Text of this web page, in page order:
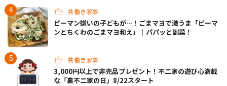
共働き家事
ピーマン嫌いの子どもが…！ごまマヨで激うま「ピーマ
ンとちくわのごまマヨ和え」｜パパッと副菜！
共働き家事
3,000円以上で非売品プレゼント！不二家の遊び心満載
な「裏不二家の日」8/22スタート